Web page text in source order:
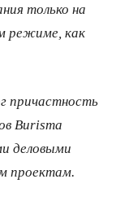
только на
режиме, как
причастность
Burisma
деловыми
проектам.